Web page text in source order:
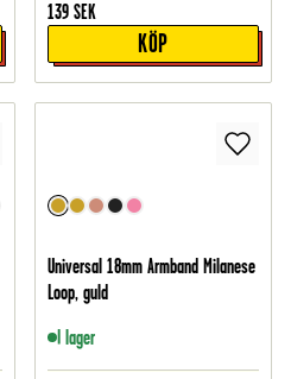
139 SEK
KÖP
Universal 18mm Armband Milanese
Loop, guld
I lager